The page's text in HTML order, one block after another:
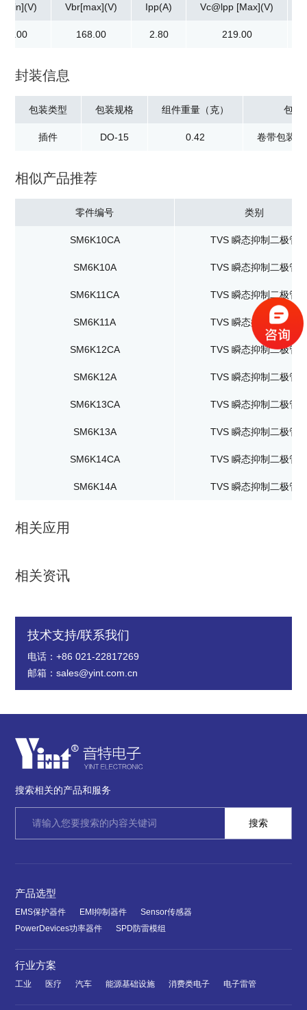
Vbr[max](V)
168.00
Ipp(A)
2.80
Vc@lpp [Max](V)
219.00
封装信息
包装类型
插件
包装规格
DO-15
组件重量（克）
0.42
包装
卷带包装
相似产品推荐
零件编号 类别
SM6K10CA TVS 瞬态抑制二极管
SM6K10A TVS 瞬态抑制二极管
SM6K11CA TVS 瞬态抑制二极管
SM6K11A TVS 瞬态抑制二极管
SM6K12CA TVS 瞬态抑制二极管
SM6K12A TVS 瞬态抑制二极管
SM6K13CA TVS 瞬态抑制二极管
SM6K13A TVS 瞬态抑制二极管
SM6K14CA TVS 瞬态抑制二极管
SM6K14A TVS 瞬态抑制二极管
相关应用
相关资讯
技术支持/联系我们
电话：+86 021-22817269
邮箱：sales@yint.com.cn
搜索相关的产品和服务
产品选型
EMS保护器件 EMI抑制器件
Sensor传感器
PowerDevices功率器件
SPD防雷模组
行业方案
工业 医疗 汽车 能源基础设施 消费类电子 电子雷管